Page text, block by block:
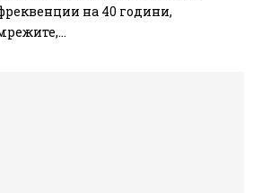
на 40 години,